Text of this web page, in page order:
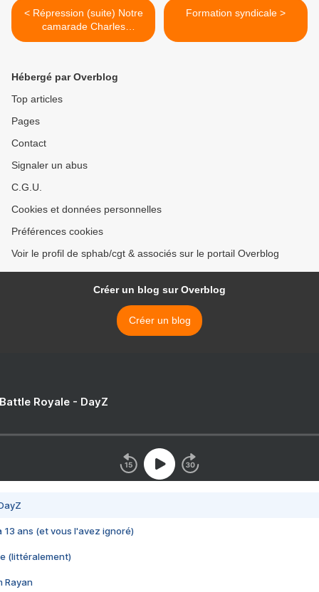
< Répression (suite) Notre
camarade Charles
HOAREAU, placé en garde
Formation syndicale >
Hébergé par Overblog
Top articles
Pages
Contact
Signaler un abus
C.G.U.
Cookies et données personnelles
Préférences cookies
Voir le profil de sphab/cgt & associés sur le portail Overblog
Créer un blog sur Overblog
Créer un blog
Royale - DayZ
13 ans (et vous l'avez ignoré)
(littéralement)
Rayan